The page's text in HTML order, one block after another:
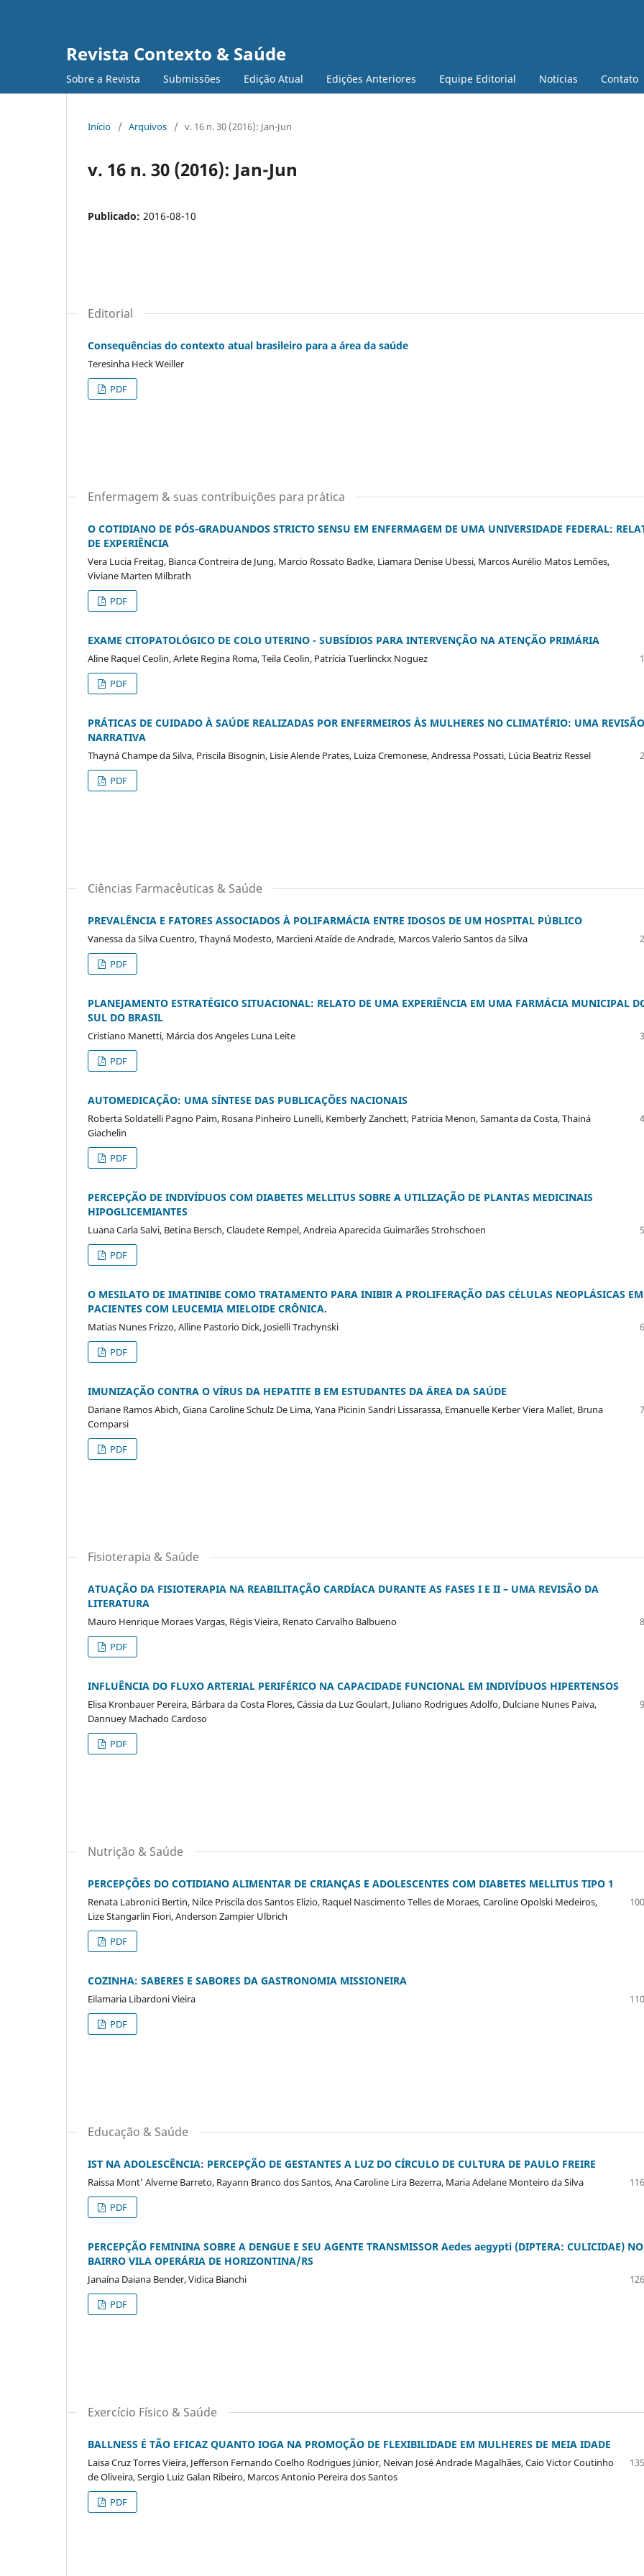
Revista Contexto & Saúde
Sobre a Revista Submissões Edição Atual Edições Anteriores Equipe Editorial Notícias Contato
Início / Arquivos / v. 16 n. 30 (2016): Jan-Jun
v. 16 n. 30 (2016): Jan-Jun
Publicado: 2016-08-10
Editorial
Consequências do contexto atual brasileiro para a área da saúde
Teresinha Heck Weiller
PDF
Enfermagem & suas contribuições para prática
O COTIDIANO DE PÓS-GRADUANDOS STRICTO SENSU EM ENFERMAGEM DE UMA UNIVERSIDADE FEDERAL:
DE EXPERIÊNCIA
Vera Lucia Freitag, Bianca Contreira de Jung, Marcio Rossato Badke, Liamara Denise Ubessi, Marcos Aurélio Matos Lemões,
Viviane Marten Milbrath
PDF
EXAME CITOPATOLÓGICO DE COLO UTERINO - SUBSÍDIOS PARA INTERVENÇÃO NA ATENÇÃO PRIMÁRIA
Aline Raquel Ceolin, Arlete Regina Roma, Teila Ceolin, Patrícia Tuerlinckx Noguez
PDF
PRÁTICAS DE CUIDADO À SAÚDE REALIZADAS POR ENFERMEIROS ÀS MULHERES NO CLIMATÉRIO: UMA REVISÃO
NARRATIVA
Thayná Champe da Silva, Priscila Bisognin, Lisie Alende Prates, Luiza Cremonese, Andressa Possati, Lúcia Beatriz Ressel
PDF
Ciências Farmacêuticas & Saúde
PREVALÊNCIA E FATORES ASSOCIADOS À POLIFARMÁCIA ENTRE IDOSOS DE UM HOSPITAL PÚBLICO
Vanessa da Silva Cuentro, Thayná Modesto, Marcieni Ataíde de Andrade, Marcos Valerio Santos da Silva
PDF
PLANEJAMENTO ESTRATÉGICO SITUACIONAL: RELATO DE UMA EXPERIÊNCIA EM UMA FARMÁCIA MUNICIPAL
SUL DO BRASIL
Cristiano Manetti, Márcia dos Angeles Luna Leite
PDF
AUTOMEDICAÇÃO: UMA SÍNTESE DAS PUBLICAÇÕES NACIONAIS
Roberta Soldatelli Pagno Paim, Rosana Pinheiro Lunelli, Kemberly Zanchett, Patrícia Menon, Samanta da Costa, Thainá
Giachelin
PDF
PERCEPÇÃO DE INDIVÍDUOS COM DIABETES MELLITUS SOBRE A UTILIZAÇÃO DE PLANTAS MEDICINAIS
HIPOGLICEMIANTES
Luana Carla Salvi, Betina Bersch, Claudete Rempel, Andreia Aparecida Guimarães Strohschoen
PDF
O MESILATO DE IMATINIBE COMO TRATAMENTO PARA INIBIR A PROLIFERAÇÃO DAS CÉLULAS NEOPLÁSICAS EM
PACIENTES COM LEUCEMIA MIELOIDE CRÔNICA.
Matias Nunes Frizzo, Alline Pastorio Dick, Josielli Trachynski
PDF
IMUNIZAÇÃO CONTRA O VÍRUS DA HEPATITE B EM ESTUDANTES DA ÁREA DA SAÚDE
Dariane Ramos Abich, Giana Caroline Schulz De Lima, Yana Picinin Sandri Lissarassa, Emanuelle Kerber Viera Mallet, Bruna
Comparsi
PDF
Fisioterapia & Saúde
ATUAÇÃO DA FISIOTERAPIA NA REABILITAÇÃO CARDÍACA DURANTE AS FASES I E II – UMA REVISÃO DA
LITERATURA
Mauro Henrique Moraes Vargas, Régis Vieira, Renato Carvalho Balbueno
PDF
INFLUÊNCIA DO FLUXO ARTERIAL PERIFÉRICO NA CAPACIDADE FUNCIONAL EM INDIVÍDUOS HIPERTENSOS
Elisa Kronbauer Pereira, Bárbara da Costa Flores, Cássia da Luz Goulart, Juliano Rodrigues Adolfo, Dulciane Nunes Paiva,
Dannuey Machado Cardoso
PDF
Nutrição & Saúde
PERCEPÇÕES DO COTIDIANO ALIMENTAR DE CRIANÇAS E ADOLESCENTES COM DIABETES MELLITUS TIPO 1
Renata Labronici Bertin, Nilce Priscila dos Santos Elizio, Raquel Nascimento Telles de Moraes, Caroline Opolski Medeiros,
Lize Stangarlin Fiori, Anderson Zampier Ulbrich
PDF
COZINHA: SABERES E SABORES DA GASTRONOMIA MISSIONEIRA
Eilamaria Libardoni Vieira
PDF
Educação & Saúde
IST NA ADOLESCÊNCIA: PERCEPÇÃO DE GESTANTES A LUZ DO CÍRCULO DE CULTURA DE PAULO FREIRE
Raissa Mont' Alverne Barreto, Rayann Branco dos Santos, Ana Caroline Lira Bezerra, Maria Adelane Monteiro da Silva
PDF
PERCEPÇÃO FEMININA SOBRE A DENGUE E SEU AGENTE TRANSMISSOR Aedes aegypti (DIPTERA: CULICIDAE) NO
BAIRRO VILA OPERÁRIA DE HORIZONTINA/RS
Janaína Daiana Bender, Vidica Bianchi
PDF
Exercício Físico & Saúde
BALLNESS É TÃO EFICAZ QUANTO IOGA NA PROMOÇÃO DE FLEXIBILIDADE EM MULHERES DE MEIA IDADE
Laisa Cruz Torres Vieira, Jefferson Fernando Coelho Rodrigues Júnior, Neivan José Andrade Magalhães, Caio Victor Coutinho
de Oliveira, Sergio Luiz Galan Ribeiro, Marcos Antonio Pereira dos Santos
PDF